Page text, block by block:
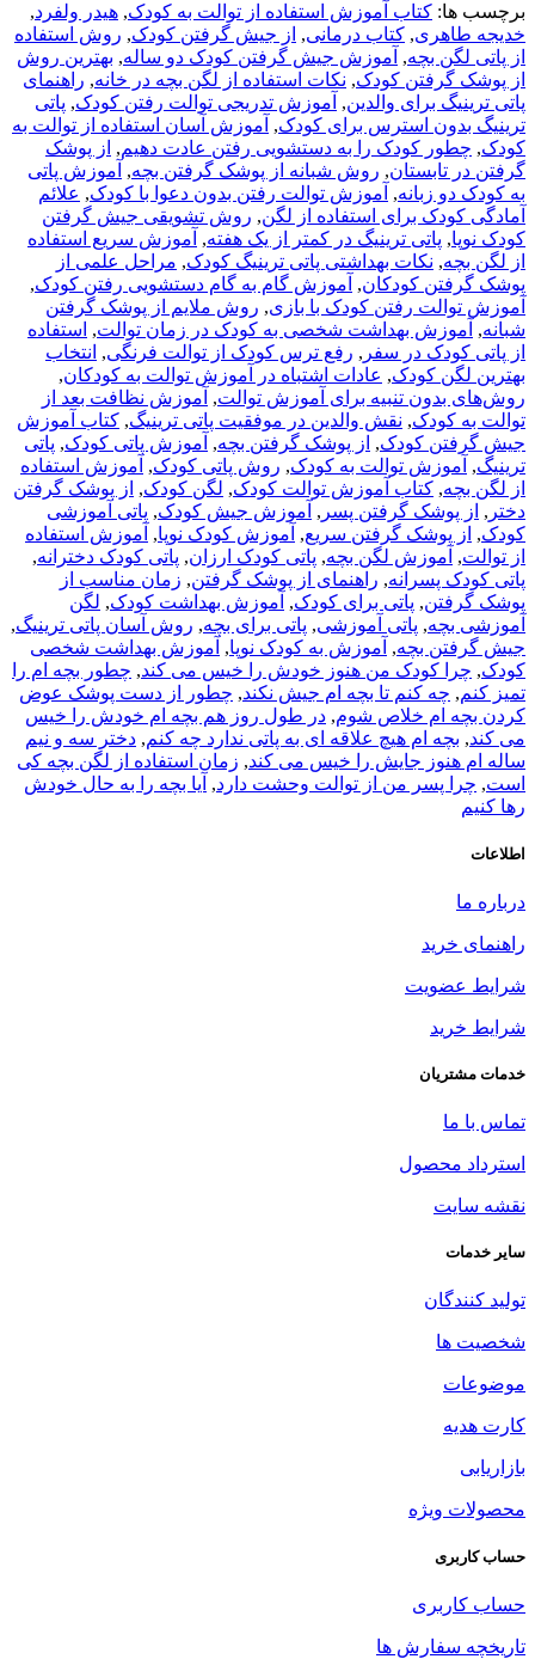
برچسب ها: کتاب آموزش استفاده از توالت به کودک, هیدر ولفرد,
خدیجه طاهری, کتاب درمانی, از جیش گرفتن کودک, روش استفاده
از پاتی لگن بچه, آموزش جیش گرفتن کودک دو ساله, بهترین روش
از پوشک گرفتن کودک, نکات استفاده از لگن بچه در خانه, راهنمای
پاتی ترینیگ برای والدین, آموزش تدریجی توالت رفتن کودک, پاتی
ترینیگ بدون استرس برای کودک, آموزش آسان استفاده از توالت به
کودک, چطور کودک را به دستشویی رفتن عادت دهیم, از پوشک
گرفتن در تابستان, روش شبانه از پوشک گرفتن بچه, آموزش پاتی
به کودک دو زبانه, آموزش توالت رفتن بدون دعوا با کودک, علائم
آمادگی کودک برای استفاده از لگن, روش تشویقی جیش گرفتن
کودک نوپا, پاتی ترینیگ در کمتر از یک هفته, آموزش سریع استفاده
از لگن بچه, نکات بهداشتی پاتی ترینیگ کودک, مراحل علمی از
پوشک گرفتن کودکان, آموزش گام به گام دستشویی رفتن کودک,
آموزش توالت رفتن کودک با بازی, روش ملایم از پوشک گرفتن
شبانه, آموزش بهداشت شخصی به کودک در زمان توالت, استفاده
از پاتی کودک در سفر , رفع ترس کودک از توالت فرنگی, انتخاب
بهترین لگن کودک, عادات اشتباه در آموزش توالت به کودکان,
روش‌های بدون تنبیه برای آموزش توالت, آموزش نظافت بعد از
توالت به کودک, نقش والدین در موفقیت پاتی ترینیگ, کتاب آموزش
جیش گرفتن کودک, از پوشک گرفتن بچه, آموزش پاتی کودک, پاتی
ترینیگ, آموزش توالت به کودک, روش پاتی کودک, آموزش استفاده
از لگن بچه, کتاب آموزش توالت کودک, لگن کودک, از پوشک گرفتن
دختر , از پوشک گرفتن پسر , آموزش جیش کودک, پاتی آموزشی
کودک, از پوشک گرفتن سریع, آموزش کودک نوپا, آموزش استفاده
از توالت, آموزش لگن بچه, پاتی کودک ارزان, پاتی کودک دخترانه,
پاتی کودک پسرانه, راهنمای از پوشک گرفتن, زمان مناسب از
پوشک گرفتن, پاتی برای کودک, آموزش بهداشت کودک, لگن
آموزشی بچه, پاتی آموزشی, پاتی برای بچه, روش آسان پاتی ترینیگ,
جیش گرفتن بچه, آموزش به کودک نوپا, آموزش بهداشت شخصی
کودک, چرا کودک من هنوز خودش را خیس می کند, چطور بچه ام را
تمیز کنم, چه کنم تا بچه ام جیش نکند, چطور از دست پوشک عوض
کردن بچه ام خلاص شوم, در طول روز هم بچه ام خودش را خیس
می کند, بچه ام هیچ علاقه ای به پاتی ندارد چه کنم, دختر سه و نیم
ساله ام هنوز جایش را خیس می کند, زمان استفاده از لگن بچه کی
است, چرا پسر من از توالت وحشت دارد, آیا بچه را به حال خودش
رها کنیم
اطلاعات
درباره ما
راهنمای خرید
شرایط عضویت
شرایط خرید
خدمات مشتریان
تماس با ما
استرداد محصول
نقشه سایت
سایر خدمات
تولید کنندگان
شخصیت ها
موضوعات
کارت هدیه
بازاریابی
محصولات ویژه
حساب کاربری
حساب کاربری
تاریخچه سفارش ها